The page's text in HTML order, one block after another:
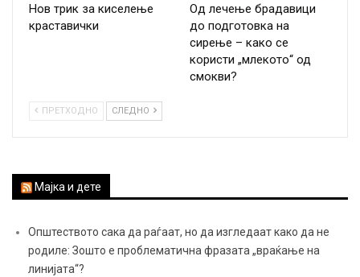
Нов трик за киселење
краставички
Од лечење брадавици
до подготовка на
сирење – како се
користи „млекото“ од
смокви?
ПРЕТХОДНО СЛЕДНО
Мајка и дете
Општеството сака да раѓаат, но да изгледаат како да не
родиле: Зошто е проблематична фразата „враќање на
линијата“?